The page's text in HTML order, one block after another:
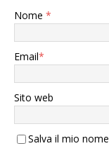
Nome *
Email*
Sito web
Salva il mio